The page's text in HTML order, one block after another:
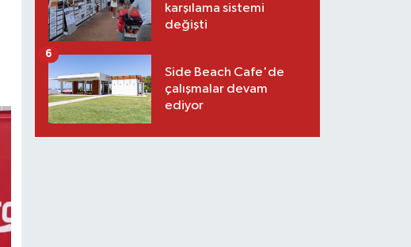
karşılama sistemi
değişti
Side Beach Cafe'de
çalışmalar devam
ediyor
6